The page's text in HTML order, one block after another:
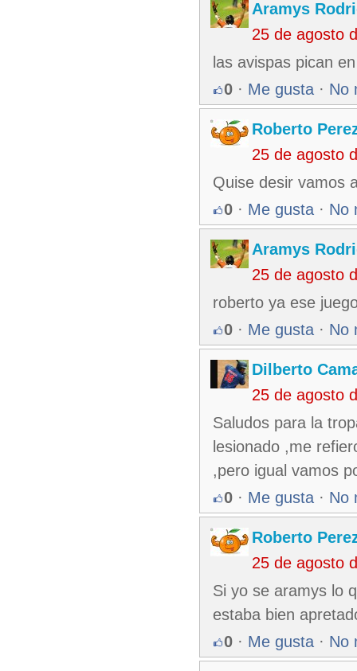
Aramys
25 de agosto
las avispas pican
0 · Me gusta · No
Roberto
25 de agosto
Quise desir vamos
0 · Me gusta · No
Aramys
25 de agosto
roberto ya ese
0 · Me gusta · No
Dilberto
25 de agosto
Saludos para la
lesionado ,me
,pero igual vamos
0 · Me gusta · No
Roberto
25 de agosto
Si yo se aramys lo
estaba bien
0 · Me gusta · No